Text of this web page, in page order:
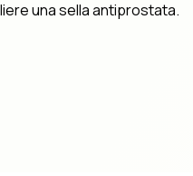
una sella antiprostata.